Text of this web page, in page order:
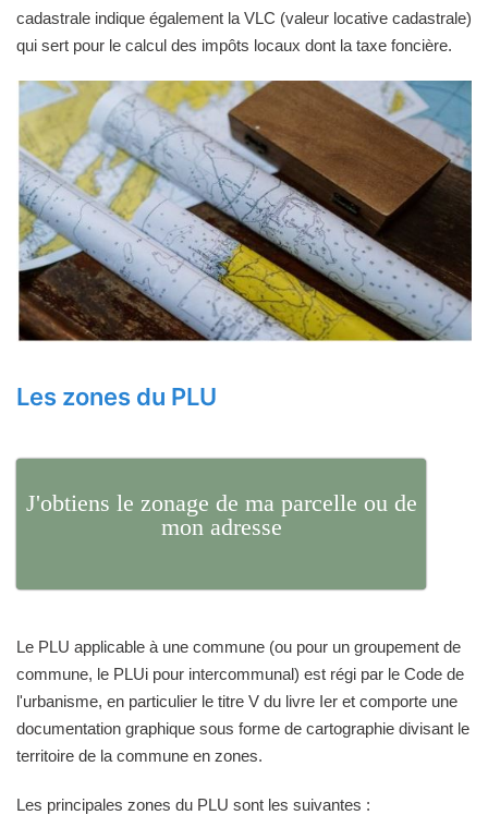
cadastrale indique également la VLC (valeur locative cadastrale)
qui sert pour le calcul des impôts locaux dont la taxe foncière.
Les zones du PLU
J'obtiens le zonage de ma parcelle ou de
mon adresse
Le PLU applicable à une commune (ou pour un groupement de
commune, le PLUi pour intercommunal) est régi par le Code de
l'urbanisme, en particulier le titre V du livre Ier et comporte une
documentation graphique sous forme de cartographie divisant le
territoire de la commune en zones.
Les principales zones du PLU sont les suivantes :